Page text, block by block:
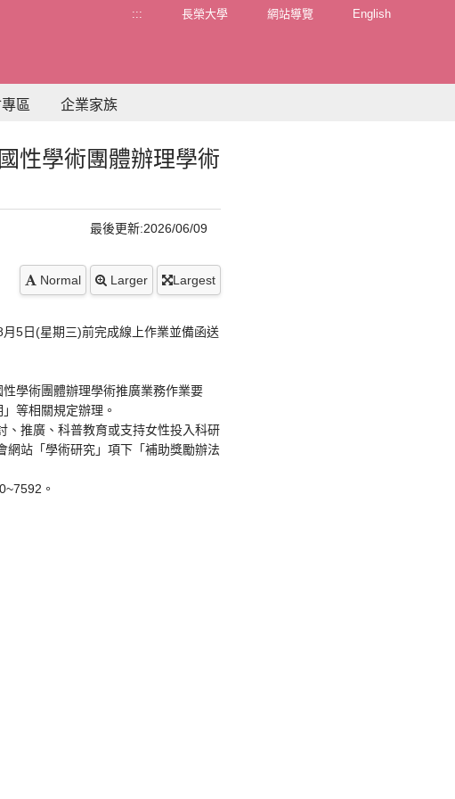
::: 長榮大學 網站導覽 English
區 企業家族
性學術團體辦理學術
最後更新:2026/06/09
Normal Larger Largest
5日(星期三)前完成線上作業並備函送
學術團體辦理學術推廣業務作業要
等相關規定辦理。
、推廣、科普教育或支持女性投入科研
網站「學術研究」項下「補助獎勵辦法
。